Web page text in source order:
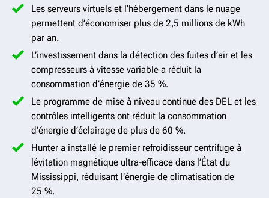
Les serveurs virtuels et l’hébergement dans le nuage
permettent d’économiser plus de 2,5 millions de kWh
par an.
L’investissement dans la détection des fuites d’air et les
compresseurs à vitesse variable a réduit la
consommation d’énergie de 35 %.
Le programme de mise à niveau continue des DEL et les
contrôles intelligents ont réduit la consommation
d’énergie d’éclairage de plus de 60 %.
Hunter a installé le premier refroidisseur centrifuge à
lévitation magnétique ultra-efficace dans l’État du
Mississippi, réduisant l’énergie de climatisation de
25 %.